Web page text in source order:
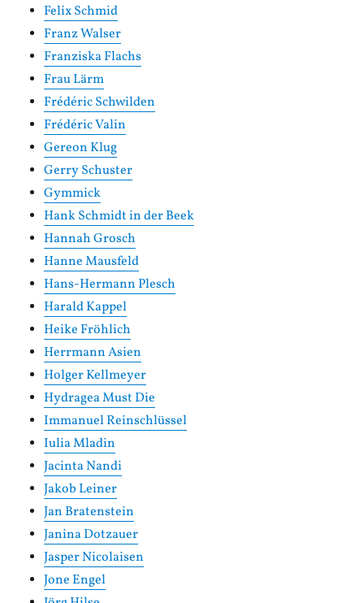
Felix Schmid
Franz Walser
Franziska Flachs
Frau Lärm
Frédéric Schwilden
Frédéric Valin
Gereon Klug
Gerry Schuster
Gymmick
Hank Schmidt in der Beek
Hannah Grosch
Hanne Mausfeld
Hans-Hermann Plesch
Harald Kappel
Heike Fröhlich
Herrmann Asien
Holger Kellmeyer
Hydragea Must Die
Immanuel Reinschlüssel
Iulia Mladin
Jacinta Nandi
Jakob Leiner
Jan Bratenstein
Janina Dotzauer
Jasper Nicolaisen
Jone Engel